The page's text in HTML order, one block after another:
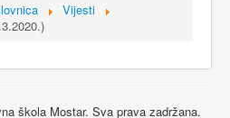
Vijesti
škola Mostar. Sva prava zadržana.